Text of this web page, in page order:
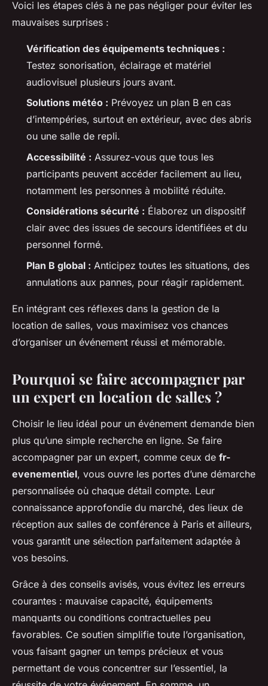
Voici les étapes clés à ne pas négliger pour éviter les
mauvaises surprises :
Vérification des équipements techniques :
Testez sonorisation, éclairage et matériel
audiovisuel plusieurs jours avant.
Solutions météo : Prévoyez un plan B en cas
d’intempéries, surtout en extérieur, avec des abris
ou une salle de repli.
Accessibilité : Assurez-vous que tous les
participants peuvent accéder facilement au lieu,
notamment les personnes à mobilité réduite.
Considérations sécurité : Élaborez un dispositif
clair avec des issues de secours identifiées et du
personnel formé.
Plan B global : Anticipez toutes les situations, des
annulations aux pannes, pour réagir rapidement.
En intégrant ces réflexes dans la gestion de la
location de salles, vous maximisez vos chances
d’organiser un événement réussi et mémorable.
Pourquoi se faire accompagner par
un expert en location de salles ?
Choisir le lieu idéal pour un événement demande bien
plus qu’une simple recherche en ligne. Se faire
accompagner par un expert, comme ceux de fr-
evenementiel, vous ouvre les portes d’une démarche
personnalisée où chaque détail compte. Leur
connaissance approfondie du marché, des lieux de
réception aux salles de conférence à Paris et ailleurs,
vous garantit une sélection parfaitement adaptée à
vos besoins.
Grâce à des conseils avisés, vous évitez les erreurs
courantes : mauvaise capacité, équipements
manquants ou conditions contractuelles peu
favorables. Ce soutien simplifie toute l’organisation,
vous faisant gagner un temps précieux et vous
permettant de vous concentrer sur l’essentiel, la